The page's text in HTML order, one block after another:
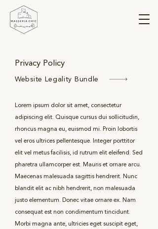
Privacy Policy
Website Legality Bundle
Lorem ipsum dolor sit amet, consectetur
adipiscing elit. Quisque cursus dui sollicitudin,
rhoncus magna eu, euismod mi. Proin lobortis
vel eros ultrices pellentesque. Integer porttitor
elit vel metus facilisis, id rutrum elit eleifend. Sed
pharetra ullamcorper est. Mauris et ornare arcu.
Maecenas malesuada sagittis hendrerit. Nunc
blandit elit ac nibh hendrerit, non malesuada
justo elementum. Donec vitae ornare ex. Nam
consequat est non condimentum tincidunt.
Morbi magna ante, ultricies eget suscipit eget,